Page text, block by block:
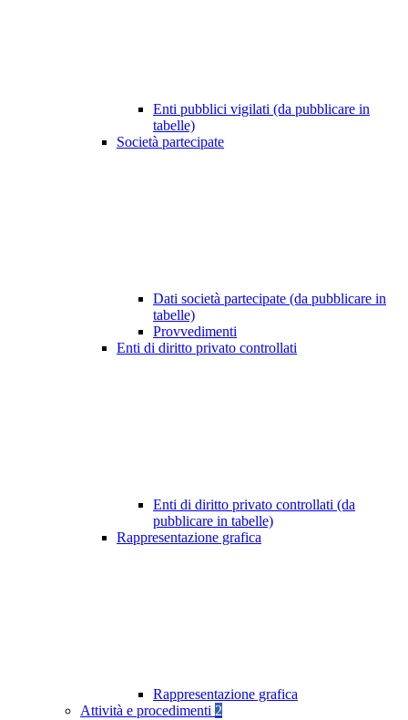
Enti pubblici vigilati (da pubblicare in
tabelle)
Società partecipate
Dati società partecipate (da pubblicare in
tabelle)
Provvedimenti
Enti di diritto privato controllati
Enti di diritto privato controllati (da
pubblicare in tabelle)
Rappresentazione grafica
Rappresentazione grafica
Attività e procedimenti 2